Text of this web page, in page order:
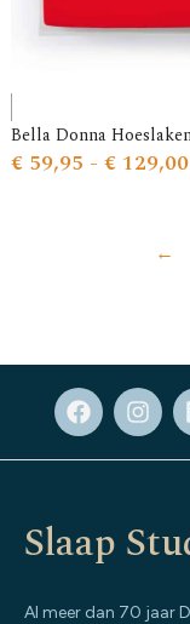
Bella Donna
€59,95 - €129,00
←
Slaap
Al meer dan 70 jaar